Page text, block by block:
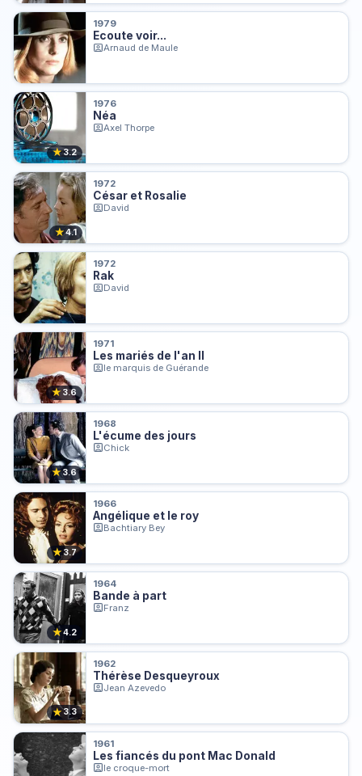
1979
Ecoute voir...
Arnaud de Maule
★3.2
1976
Néa
Axel Thorpe
★4.1
1972
César et Rosalie
David
1972
Rak
David
★ 3.6
1971
Les mariés de l'an II
le marquis de Guérande
★3.6
1968
L'écume des jours
Chick
★3.7
1966
Angélique et le roy
Bachtiary Bey
★4.2
1964
Bande à part
Franz
★3.3
1962
Thérèse Desqueyroux
Jean Azevedo
1961
Les fiancés du pont Mac Donald
le croque-mort